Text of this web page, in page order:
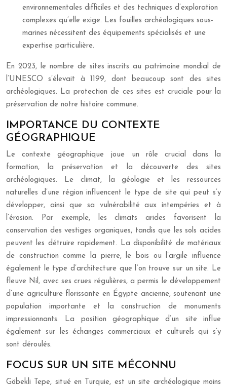
environnementales difficiles et des techniques d’exploration
complexes qu’elle exige. Les fouilles archéologiques sous-
marines nécessitent des équipements spécialisés et une
expertise particulière.
En 2023, le nombre de sites inscrits au patrimoine mondial de
l’UNESCO s’élevait à 1199, dont beaucoup sont des sites
archéologiques. La protection de ces sites est cruciale pour la
préservation de notre histoire commune.
IMPORTANCE DU CONTEXTE
GÉOGRAPHIQUE
Le contexte géographique joue un rôle crucial dans la
formation, la préservation et la découverte des sites
archéologiques. Le climat, la géologie et les ressources
naturelles d’une région influencent le type de site qui peut s’y
développer, ainsi que sa vulnérabilité aux intempéries et à
l’érosion. Par exemple, les climats arides favorisent la
conservation des vestiges organiques, tandis que les sols acides
peuvent les détruire rapidement. La disponibilité de matériaux
de construction comme la pierre, le bois ou l’argile influence
également le type d’architecture que l’on trouve sur un site. Le
fleuve Nil, avec ses crues régulières, a permis le développement
d’une agriculture florissante en Égypte ancienne, soutenant une
population importante et la construction de monuments
impressionnants. La position géographique d’un site influe
également sur les échanges commerciaux et culturels qui s’y
sont déroulés.
FOCUS SUR UN SITE MÉCONNU
Göbekli Tepe, situé en Turquie, est un site archéologique moins